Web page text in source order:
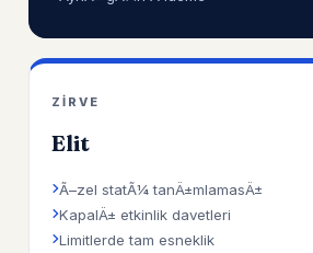
ZIRVE
Elit
Ã–zel statÃ¼ tanÄ±mlamasÄ±
KapalÄ± etkinlik davetleri
Limitlerde tam esneklik